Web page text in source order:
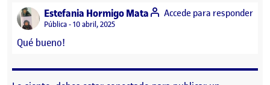
Estefania Hormigo Matasays:
Visibilidad:
Pública 10 abril, 2025
Qué bueno!
Accede para responder